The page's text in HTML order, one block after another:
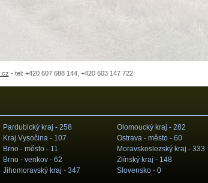
- tel: +420 607 688 144, +420 603 147 722
Pardubický kraj - 258
Kraj Vysočina - 107
Brno - město - 11
Brno - venkov - 62
Jihomoravský kraj - 347
Olomoucký kraj - 282
Ostrava - město - 60
Moravskoslezský kraj - 333
Zlínský kraj - 148
Slovensko - 0